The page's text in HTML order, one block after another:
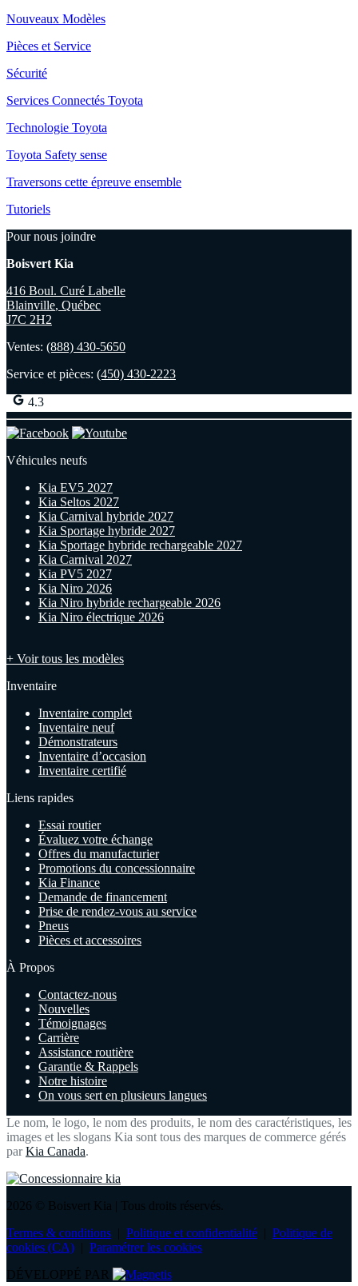
Nouveaux Modèles
Pièces et Service
Sécurité
Services Connectés Toyota
Technologie Toyota
Toyota Safety sense
Traversons cette épreuve ensemble
Tutoriels
Pour nous joindre
Boisvert Kia
416 Boul. Curé Labelle
Blainville, Québec
J7C 2H2
Ventes: (888) 430-5650
Service et pièces: (450) 430-2223
4.3
Véhicules neufs
Kia EV5 2027
Kia Seltos 2027
Kia Carnival hybride 2027
Kia Sportage hybride 2027
Kia Sportage hybride rechargeable 2027
Kia Carnival 2027
Kia PV5 2027
Kia Niro 2026
Kia Niro hybride rechargeable 2026
Kia Niro électrique 2026
+ Voir tous les modèles
Inventaire
Inventaire complet
Inventaire neuf
Démonstrateurs
Inventaire d’occasion
Inventaire certifié
Liens rapides
Essai routier
Évaluez votre échange
Offres du manufacturier
Promotions du concessionnaire
Kia Finance
Demande de financement
Prise de rendez-vous au service
Pneus
Pièces et accessoires
À Propos
Contactez-nous
Nouvelles
Témoignages
Carrière
Assistance routière
Garantie & Rappels
Notre histoire
On vous sert en plusieurs langues
Le nom, le logo, le nom des produits, le nom des caractéristiques, les
images et les slogans Kia sont tous des marques de commerce gérés
parKia Canada.
2026 © Boisvert Kia | Tous droits réservés.
Termes & conditions | Politique et confidentialité | Politique de
cookies (CA) | Paramétrer les cookies
DÉVELOPPÉ PAR